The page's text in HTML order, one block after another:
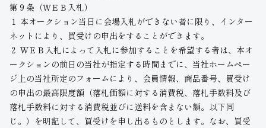
第９条（ＷＥＢ入札）
１ 本オークション当日に会場入札ができない者に限り、インター
ネットにより、買受けの申出をすることができます。
２ ＷＥＢ入札によって入札に参加することを希望する者は、本オ
ークションの前日の当社が指定する時間までに、当社ホームペー
ジ上の当社所定のフォームにより、会員情報、商品番号、買受け
の申出の最高限度額（落札価額に対する消費税、落札手数料及び
落札手数料に対する消費税並びに送料を含まない額。以下同
じ。）を明記して、買受けを申し出るものとします。なお、買受